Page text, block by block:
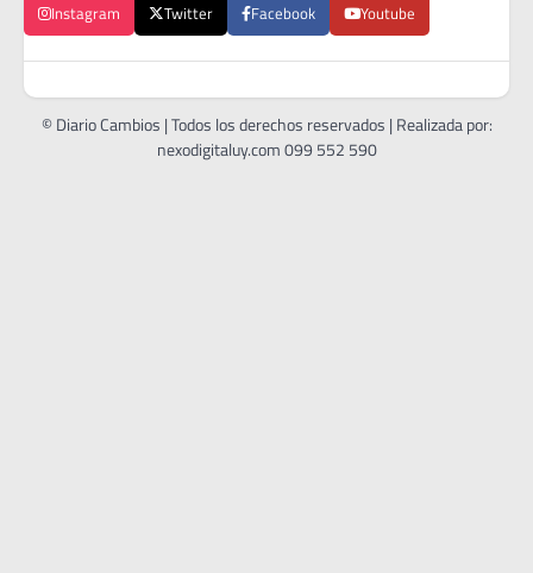
Instagram Twitter Facebook Youtube